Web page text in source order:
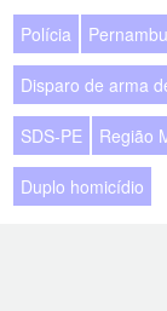
Polícia
Disparo de arma
SDS-PE Região
Duplo homicídio